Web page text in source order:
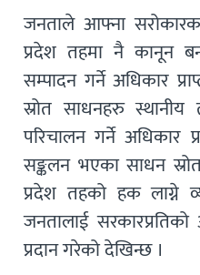
जनताले आफ्ना
प्रदेश तहमा नै कानून
सम्पादन गर्ने अधिकार
स्रोत साधनहरु
परिचालन गर्ने अधिकार
सङ्कलन भएका साधन
प्रदेश तहको हक लाग्ने
जनतालाई
प्रदान गरेको देखिन्छ ।